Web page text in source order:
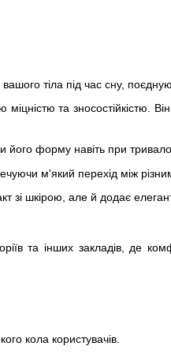
тіла під час сну,
та зносостійкістю.
форму навіть при
м'який перехід між
зі шкірою, але й додає
та інших закладів, де
кола користувачів.